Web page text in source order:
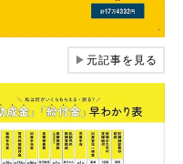
▶元記事を見る